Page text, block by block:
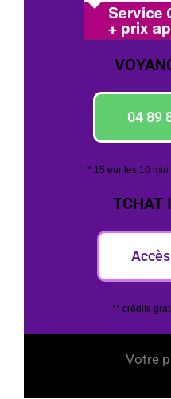
04 89
* 15 eur les 10
TCHAT
** crédits
Votre